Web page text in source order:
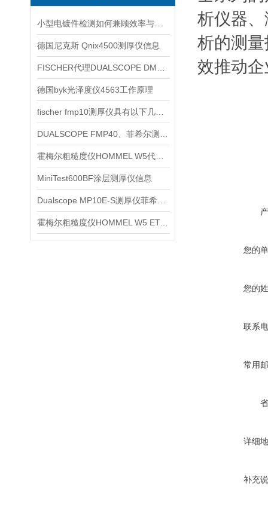
德国尼克斯 Qnix4500测厚仪信息
德国byk光泽度仪4563工作原理
MiniTest600BF涂层测厚仪信息
霍梅尔粗糙度仪HOMMEL W5 ETAMIC信息
析仪器
析的测
效推动
您的
您的
联系
常用
详细
补充